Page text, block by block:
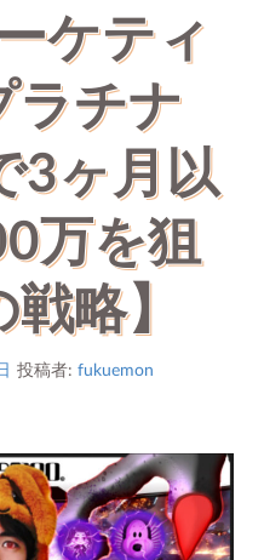
ケティ
ラチナ
3ヶ月以
万を狙
略】
投稿者: fukuemon